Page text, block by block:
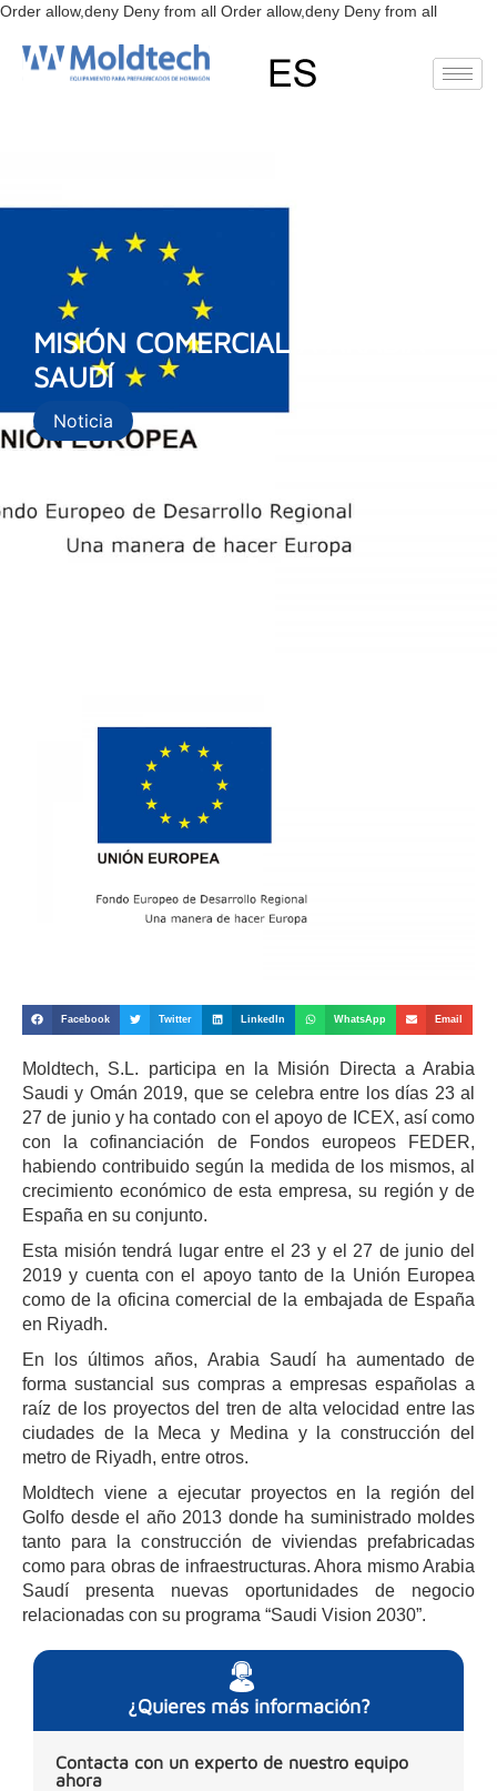
Order allow,deny Deny from all Order allow,deny Deny from allIr
MISIÓN COMERCIAL A ARABIA
SAUDÍ
Noticia
Facebook Twitter LinkedIn WhatsApp Email
Moldtech, S.L. participa en la Misión Directa a Arabia
Saudi y Omán 2019, que se celebra entre los días 23 al
27 de junio y ha contado con el apoyo de ICEX, así como
con la cofinanciación de Fondos europeos FEDER,
habiendo contribuido según la medida de los mismos, al
crecimiento económico de esta empresa, su región y de
España en su conjunto.
Esta misión tendrá lugar entre el 23 y el 27 de junio del
2019 y cuenta con el apoyo tanto de la Unión Europea
como de la oficina comercial de la embajada de España
en Riyadh.
En los últimos años, Arabia Saudí ha aumentado de
forma sustancial sus compras a empresas españolas a
raíz de los proyectos del tren de alta velocidad entre las
ciudades de la Meca y Medina y la construcción del
metro de Riyadh, entre otros.
Moldtech viene a ejecutar proyectos en la región del
Golfo desde el año 2013 donde ha suministrado moldes
tanto para la construcción de viviendas prefabricadas
como para obras de infraestructuras. Ahora mismo Arabia
Saudí presenta nuevas oportunidades de negocio
relacionadas con su programa “Saudi Vision 2030”.
¿Quieres más información?
Contacta con un experto de nuestro equipo
ahora